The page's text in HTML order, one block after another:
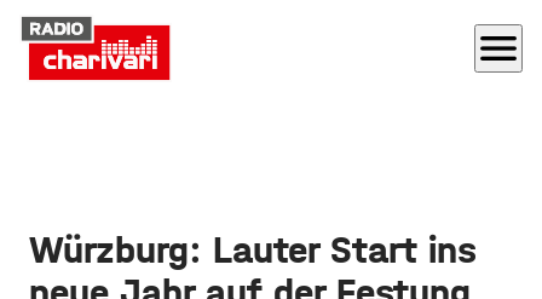
menu
Würzburg: Lauter Start ins